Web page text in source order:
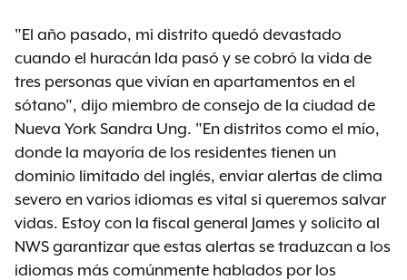
"El año pasado, mi distrito quedó devastado
cuando el huracán Ida pasó y se cobró la vida de
tres personas que vivían en apartamentos en el
sótano", dijo miembro de consejo de la ciudad de
Nueva York Sandra Ung. "En distritos como el mío,
donde la mayoría de los residentes tienen un
dominio limitado del inglés, enviar alertas de clima
severo en varios idiomas es vital si queremos salvar
vidas. Estoy con la fiscal general James y solicito al
NWS garantizar que estas alertas se traduzcan a los
idiomas más comúnmente hablados por los